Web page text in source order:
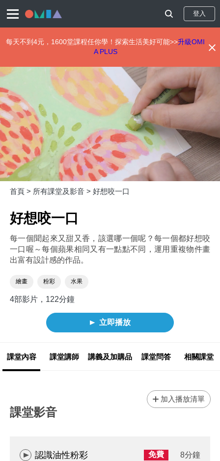
至
內
容
登入
每天不到4元，1600堂課程任你學！探索生活美好可能>>升級OMI
A PLUS
首頁 > 所有課堂及影音 > 好想咬一口
好想咬一口
每一個聞起來又甜又香，該選哪一個呢？每一個都好想咬
一口喔～每個蘋果相同又有一點點不同，運用重複物件畫
出富有設計感的作品。
繪畫 粉彩 水果
4部影片，122分鐘
立即播放
課堂內容 課堂講師 講義及加購品 課堂問答 相關課堂
課堂影音
加入播放清單
認識油性粉彩 免費 8分鐘